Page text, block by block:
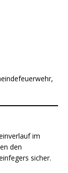
im
den
sicher.